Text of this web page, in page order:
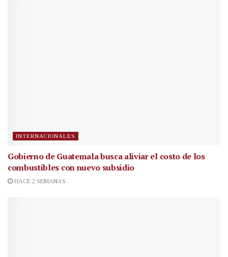
INTERNACIONALES
Gobierno de Guatemala busca aliviar el costo de los
combustibles con nuevo subsidio
HACE 2 SEMANAS